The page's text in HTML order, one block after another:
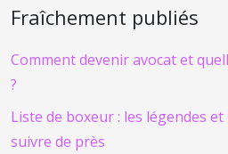
Fraîchement publiés
Comment devenir avocat et
?
Liste de boxeur : les légendes
suivre de près